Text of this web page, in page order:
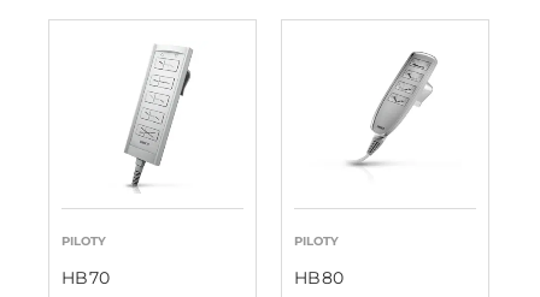
PILOTY
HB70
PILOTY
HB80